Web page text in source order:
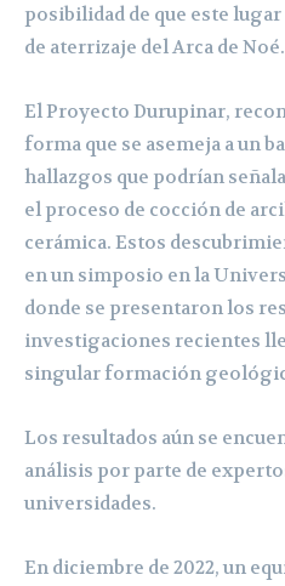
posibilidad de que este
de aterrizaje del Arca de Noé.
El Proyecto Durupinar,
forma que se asemeja a un
hallazgos que podrían
el proceso de cocción de
cerámica. Estos
en un simposio en la
donde se presentaron los
investigaciones recientes
singular formación
Los resultados aún se
análisis por parte de
universidades.
En diciembre de 2022, un